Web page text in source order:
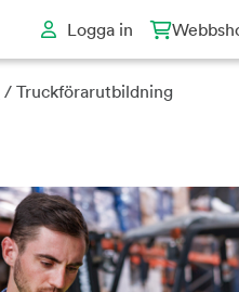
Logga in
/ Truckförarutbildning